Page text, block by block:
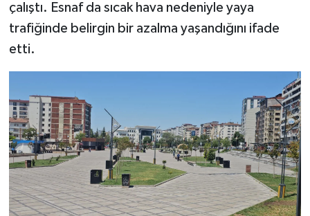
çalıştı. Esnaf da sıcak hava nedeniyle yaya
trafiğinde belirgin bir azalma yaşandığını ifade
etti.